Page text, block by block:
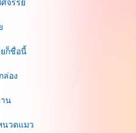
จรรย์
ก็ชื่อนี้
ล่อง
น
วดแมว